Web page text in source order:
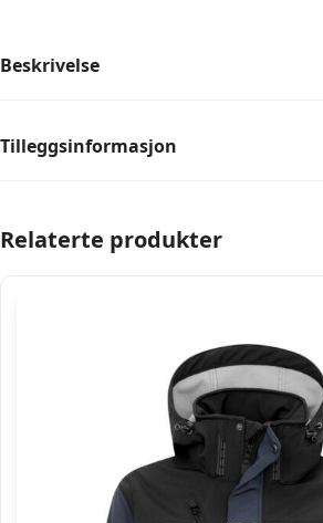
Beskrivelse
Tilleggsinformasjon
Relaterte produkter